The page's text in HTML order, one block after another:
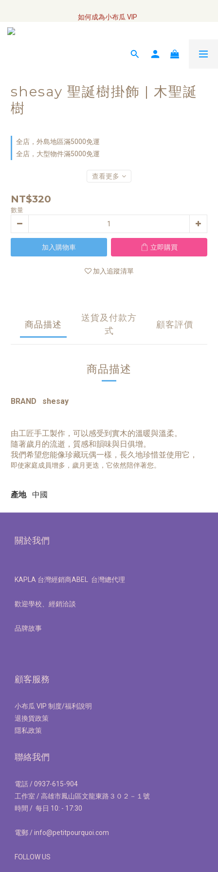
如何成為小布瓜 VIP
shesay 聖誕樹掛飾 | 木聖誕
樹
全店，外島地區滿5000免運
全店，大型物件滿5000免運
查看更多
NT$320
數量
加入購物車 立即購買
加入追蹤清單
商品描述
送貨及付款方
式
顧客評價
商品描述
BRAND shesay
由工匠手工製作，可以感受到實木的溫暖與溫柔。
隨著歲月的流逝，質感和韻味與日俱增。
我們希望您能像珍藏玩偶一樣，長久地珍惜並使用它，
即使家庭成員增多，歲月更迭，它依然陪伴著您。
產地中國
關於我們
KAPLA 台灣經銷商ABEL 台灣總代理
歡迎學校、經銷洽談
品牌故事
顧客服務
小布瓜 VIP 制度/福利說明
退換貨政策
隱私政策
聯絡我們
電話 / 0937-615-904
工作室 / 高雄市鳳山區文龍東路３０２－１號
時間 / 每日 10: - 17:30
電郵 / info@petitpourquoi.com
FOLLOW US